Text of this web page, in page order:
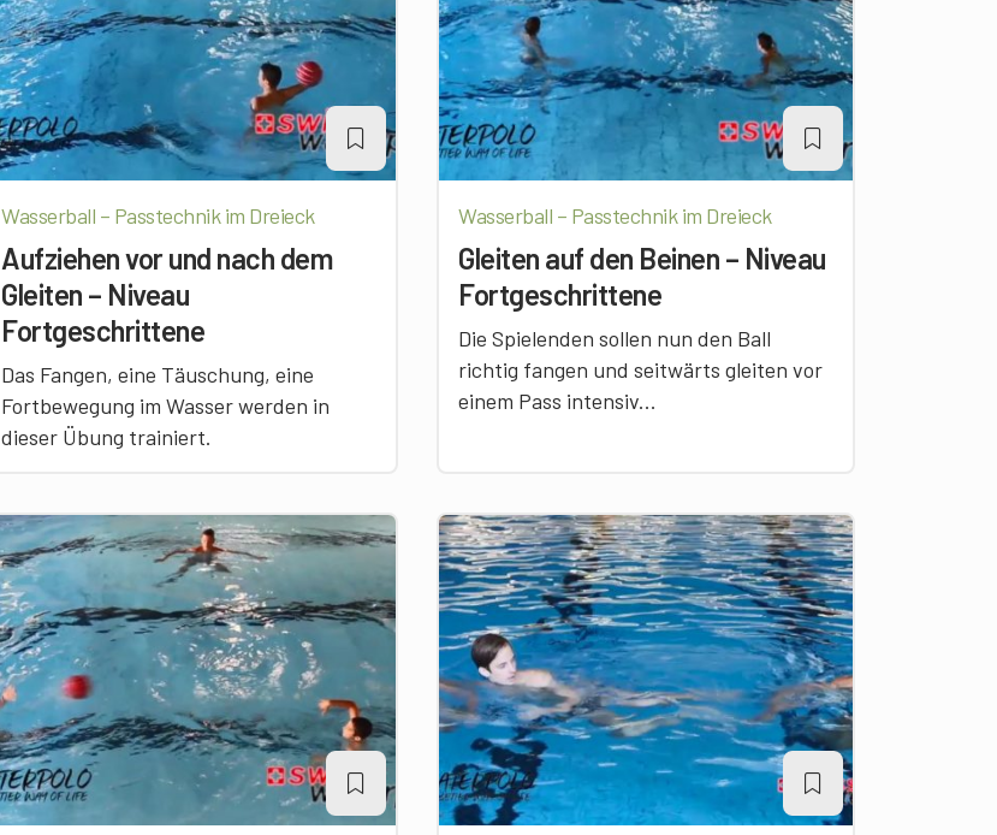
Wasserball – Passtechnik im Dreieck
Aufziehen vor und nach dem
Gleiten – Niveau
Fortgeschrittene
Das Fangen, eine Täuschung, eine
Fortbewegung im Wasser werden in
dieser Übung trainiert.
Wasserball – Passtechnik im Dreieck
Gleiten auf den Beinen – Niveau
Fortgeschrittene
Die Spielenden sollen nun den Ball
richtig fangen und seitwärts gleiten vor
einem Pass intensiv...